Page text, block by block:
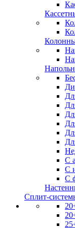
С
С
С
Сплит-